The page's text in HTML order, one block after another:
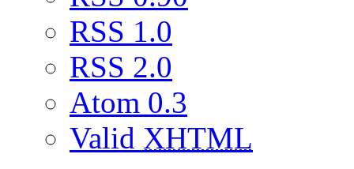
RSS 1.0
RSS 2.0
Atom 0.3
Valid XHTML